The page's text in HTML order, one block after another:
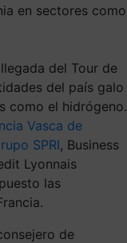
en sectores como
del Tour de
del país galo
como el hidrógeno.
Vasca de
SPRI, Business
Lyonnais
las
de